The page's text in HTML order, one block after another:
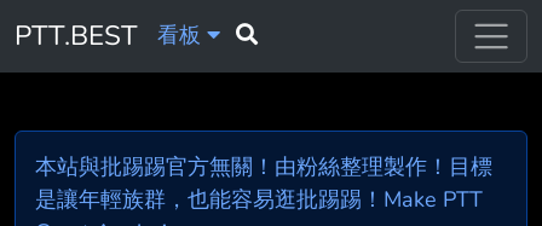
PTT.BEST 看板
本站與批踢踢官方無關！由粉絲整理製作！目標
是讓年輕族群，也能容易逛批踢踢！Make PTT